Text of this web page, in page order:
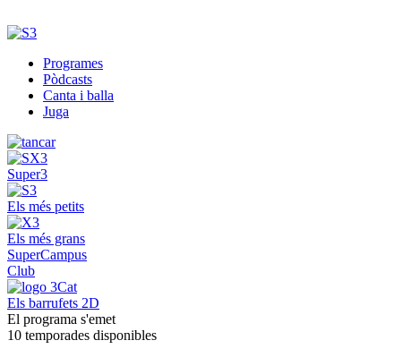
Programes
Pòdcasts
Canta i balla
Juga
Super3
Els més petits
Els més grans
SuperCampus
Club
Els barrufets 2D
El programa s'emet
10 temporades disponibles